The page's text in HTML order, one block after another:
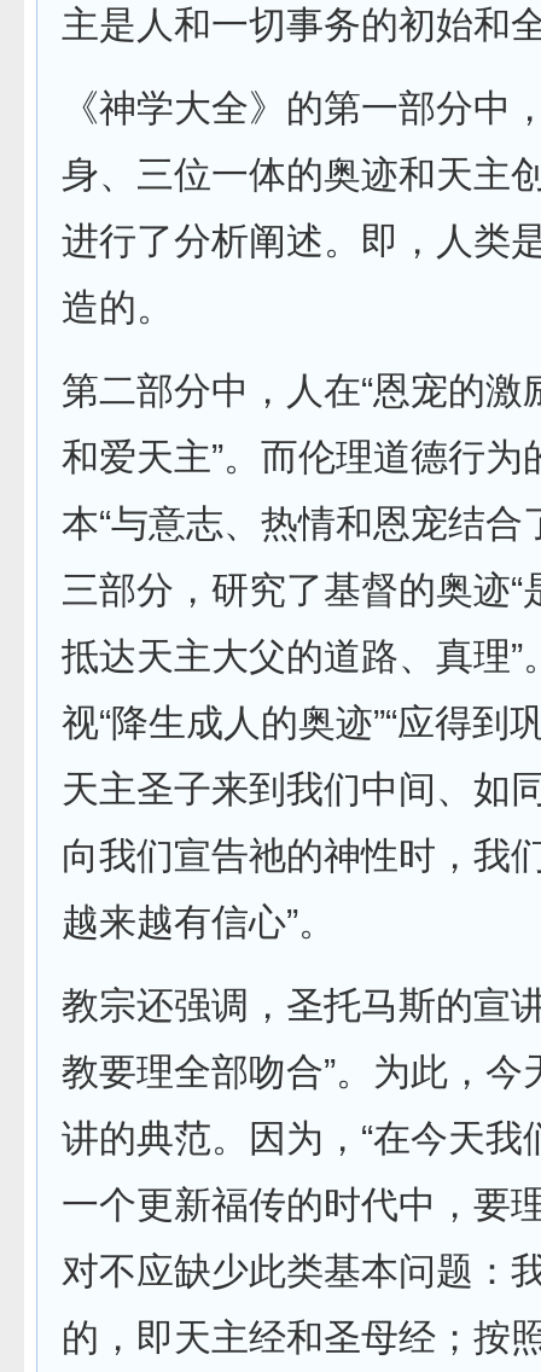
主是人和一切事务的初始和
《神学大全》的第一部分中
身、三位一体的奥迹和天主
进行了分析阐述。即，人类
造的。
第二部分中，人在“恩宠的激
和爱天主”。而伦理道德行为
本“与意志、热情和恩宠结合
三部分，研究了基督的奥迹“
抵达天主大父的道路、真理”
视“降生成人的奥迹”“应得到
天主圣子来到我们中间、如
向我们宣告祂的神性时，我
越来越有信心”。
教宗还强调，圣托马斯的宣
教要理全部吻合”。为此，今
讲的典范。因为，“在今天我
一个更新福传的时代中，要
对不应缺少此类基本问题：
的，即天主经和圣母经；按